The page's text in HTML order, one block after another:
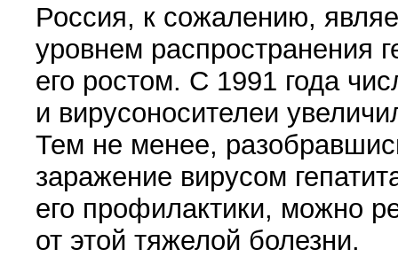
Россия, к сожалению,
уровнем распространения
его ростом. С 1991 года
и вирусоносителеи
Тем не менее,
заражение вирусом
его профилактики, можно
от этой тяжелой болезни.